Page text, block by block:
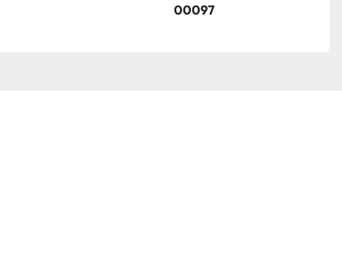
00097